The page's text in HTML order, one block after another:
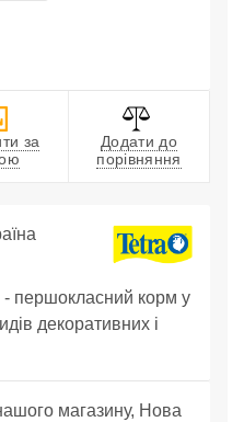
за
Додати до
порівняння
першокласний корм у
декоративних і
магазину, Нова